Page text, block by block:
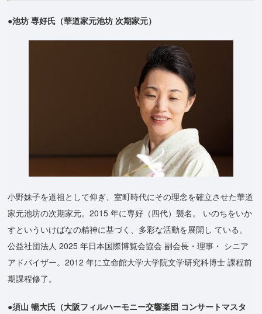
●池坊 専好氏（華道家元池坊 次期家元）
小野妹子を道祖として仰ぎ、室町時代にその理念を確立させた華道
家元池坊の次期家元。2015 年に専好（四代）襲名。 いのちをいか
すといういけばなの精神に基づく、多彩な活動を展開し ている。
公益社団法人 2025 年日本国際博覧会協会 副会長・理事・ シニア
アドバイザー。2012 年に立命館大学大学院文学研究科博士 課程前
期課程修了。
●須山 暢大氏（大阪フィルハーモニー交響楽団 コンサートマスタ